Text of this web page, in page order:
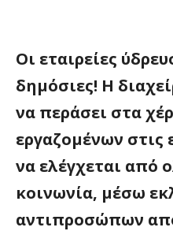
Οι εταιρείες
δημόσιες! Η
να περάσει στα
εργαζομένων στις
να ελέγχεται από
κοινωνία, μέσω
αντιπροσώπων